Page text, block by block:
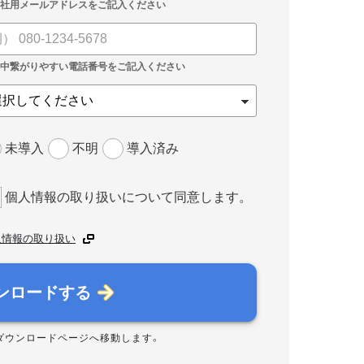
未導入 不明 導入済み
個人情報の取り扱いについて同意します。
報の取り扱い
ロードする
ウンロードページへ移動します。